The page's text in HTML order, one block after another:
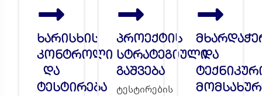
ხარისხის
კონტროლი
და
ტესტირება
პროექტის
სტრატეგიული
გაშვება
ტესტირების
და